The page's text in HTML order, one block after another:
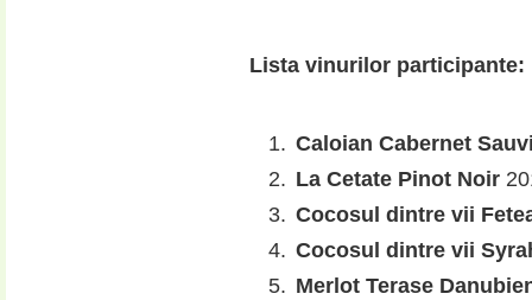
Lista vinurilor participante:
Caloian Cabernet
La Cetate Pinot Noir
Cocosul dintre vii
Cocosul dintre vii
Merlot Terase